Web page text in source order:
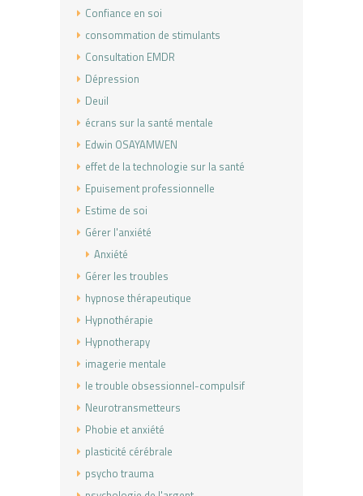
Confiance en soi
consommation de stimulants
Consultation EMDR
Dépression
Deuil
écrans sur la santé mentale
Edwin OSAYAMWEN
effet de la technologie sur la santé
Epuisement professionnelle
Estime de soi
Gérer l'anxiété
Anxiété
Gérer les troubles
hypnose thérapeutique
Hypnothérapie
Hypnotherapy
imagerie mentale
le trouble obsessionnel-compulsif
Neurotransmetteurs
Phobie et anxiété
plasticité cérébrale
psycho trauma